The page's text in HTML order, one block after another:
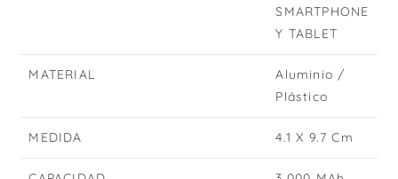
SMARTPHONE
Y TABLET
MATERIAL
Aluminio /
Plástico
MEDIDA 4.1 X 9.7 Cm